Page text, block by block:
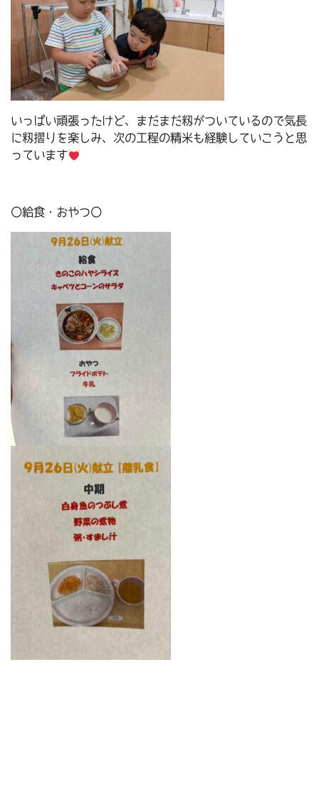
いっぱい頑張ったけど、まだまだ籾がついているので気長
に籾摺りを楽しみ、次の工程の精米も経験していこうと思
っています
〇給食・おやつ〇